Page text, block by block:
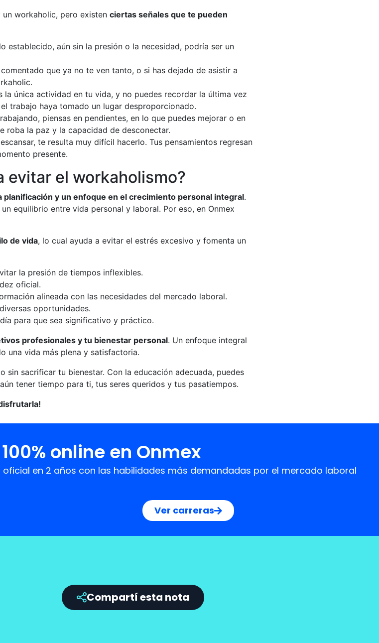
workaholic, pero existen ciertas señales que te pueden
establecido, aún sin la presión o la necesidad, podría ser un
que ya no te ven tanto, o si has dejado de asistir a
la única actividad en tu vida, y no puedes recordar la última vez
trabajo haya tomado un lugar desproporcionado.
piensas en pendientes, en lo que puedes mejorar o en
roba la paz y la capacidad de desconectar.
te resulta muy difícil hacerlo. Tus pensamientos regresan
presente.
evitar el workaholismo?
planificación y un enfoque en el crecimiento personal integral.
equilibrio entre vida personal y laboral. Por eso, en Onmex
de vida, lo cual ayuda a evitar el estrés excesivo y fomenta un
la presión de tiempos inflexibles.
oficial.
alineada con las necesidades del mercado laboral.
oportunidades.
para que sea significativo y práctico.
profesionales y tu bienestar personal. Un enfoque integral
una vida más plena y satisfactoria.
sacrificar tu bienestar. Con la educación adecuada, puedes
tener tiempo para ti, tus seres queridos y tus pasatiempos.
online en Onmex
en 2 años con las habilidades más demandadas por el mercado laboral
Ver carreras
Compartí esta nota